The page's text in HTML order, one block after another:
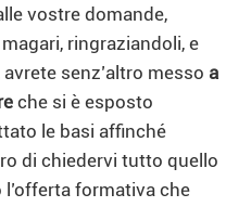
vostre domande,
ringraziandoli, e
senz’altro messo a
che si è esposto
le basi affinché
di chiedervi tutto quello
formativa che